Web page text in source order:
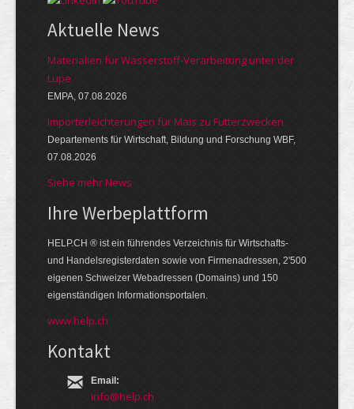
Aktuelle News
Materialien für Wasserstoff-Verarbeitung unter der
Lupe
EMPA, 07.08.2026
Importerleichterungen für Mais zu Futterzwecken
Departements für Wirtschaft, Bildung und Forschung WBF,
07.08.2026
Siehe mehr News
Ihre Werbe­platt­form
HELP.CH ® ist ein führendes Ver­zeich­nis für Wirt­schafts-
und Handels­register­daten so­wie von Firmen­adressen, 2'500
eige­nen Schweizer Web­adressen (Domains) und 150
eigen­ständigen Infor­mations­por­talen.
www.help.ch
Kontakt
Email:
info@help.ch